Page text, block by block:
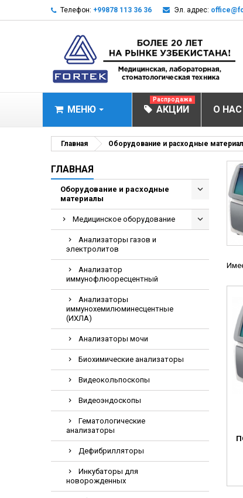
Телефон: +99878 113 36 36 Эл. адрес:
МЕНЮ
ИФА-
ЛОР-
Мониторы
Насосы
ПЦР
АКЦИИ
Распродажа
О НАС
Главная Оборудование и расходные
ГЛАВНАЯ
Оборудование и расходные
материалы
Медицинское оборудование
Анализаторы газов и
электролитов
Анализатор
иммунофлюоресцентный
Анализаторы
иммунохемилюминесцентные
(ИХЛА)
Анализаторы мочи
Биохимические анализаторы
Видеокольпоскопы
Видеоэндоскопы
Гематологические
анализаторы
Дефибрилляторы
Инкубаторы для
новорожденных